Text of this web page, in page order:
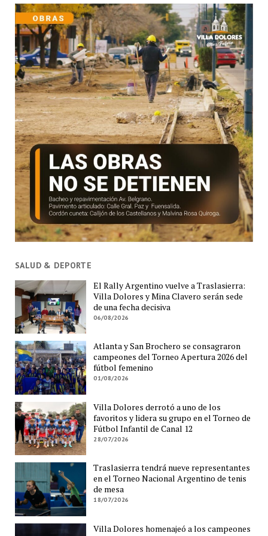
SALUD & DEPORTE
El Rally Argentino vuelve a Traslasierra:
Villa Dolores y Mina Clavero serán sede
de una fecha decisiva
06/08/2026
Atlanta y San Brochero se consagraron
campeones del Torneo Apertura 2026 del
fútbol femenino
01/08/2026
Villa Dolores derrotó a uno de los
favoritos y lidera su grupo en el Torneo de
Fútbol Infantil de Canal 12
28/07/2026
Traslasierra tendrá nueve representantes
en el Torneo Nacional Argentino de tenis
de mesa
18/07/2026
Villa Dolores homenajeó a los campeones